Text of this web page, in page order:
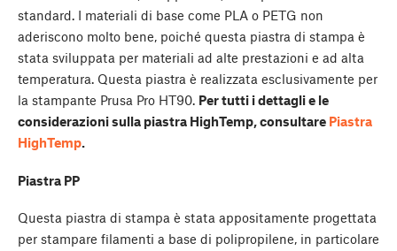
standard. I materiali di base come PLA o PETG non
aderiscono molto bene, poiché questa piastra di stampa è
stata sviluppata per materiali ad alte prestazioni e ad alta
temperatura. Questa piastra è realizzata esclusivamente per
la stampante Prusa Pro HT90. Per tutti i dettagli e le
considerazioni sulla piastra HighTemp, consultare Piastra
HighTemp.
Piastra PP
Questa piastra di stampa è stata appositamente progettata
per stampare filamenti a base di polipropilene, in particolare